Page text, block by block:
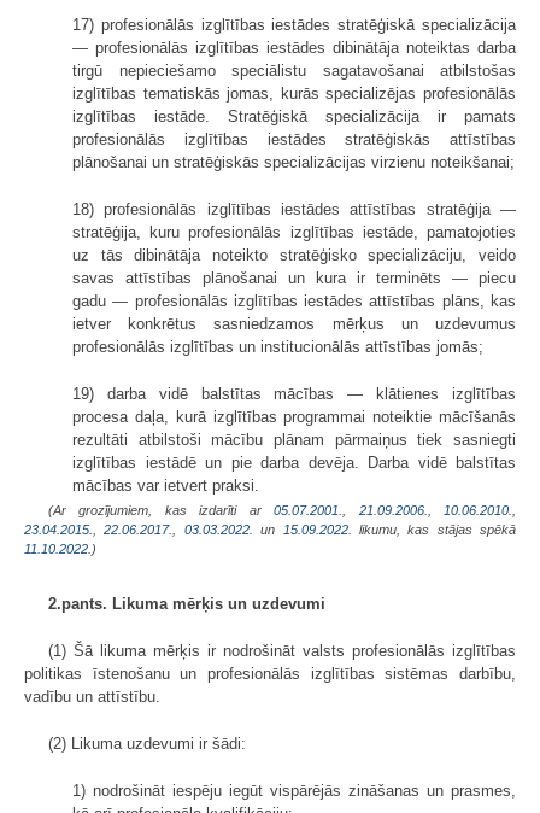
17) profesionālās izglītības iestādes stratēģiskā specializācija
— profesionālās izglītības iestādes dibinātāja noteiktas darba
tirgū nepieciešamo speciālistu sagatavošanai atbilstošas
izglītības tematiskās jomas, kurās specializējas profesionālās
izglītības iestāde. Stratēģiskā specializācija ir pamats
profesionālās izglītības iestādes stratēģiskās attīstības
plānošanai un stratēģiskās specializācijas virzienu noteikšanai;
18) profesionālās izglītības iestādes attīstības stratēģija —
stratēģija, kuru profesionālās izglītības iestāde, pamatojoties
uz tās dibinātāja noteikto stratēģisko specializāciju, veido
savas attīstības plānošanai un kura ir terminēts — piecu
gadu — profesionālās izglītības iestādes attīstības plāns, kas
ietver konkrētus sasniedzamos mērķus un uzdevumus
profesionālās izglītības un institucionālās attīstības jomās;
19) darba vidē balstītas mācības — klātienes izglītības
procesa daļa, kurā izglītības programmai noteiktie mācīšanās
rezultāti atbilstoši mācību plānam pārmaiņus tiek sasniegti
izglītības iestādē un pie darba devēja. Darba vidē balstītas
mācības var ietvert praksi.
(Ar grozījumiem, kas izdarīti ar05.07.2001. 21.09.2006. 10.06.2010.
23.04.2015.
,22.06.2017. 03.03.2022. un 15.09.2022. likumu, kas stājas spēkā
11.10.2022. )
2.pants. Likuma mērķis un uzdevumi
(1) Šā likuma mērķis ir nodrošināt valsts profesionālās izglītības
politikas īstenošanu un profesionālās izglītības sistēmas darbību,
vadību un attīstību.
(2) Likuma uzdevumi ir šādi:
1) nodrošināt iespēju iegūt vispārējās zināšanas un prasmes,